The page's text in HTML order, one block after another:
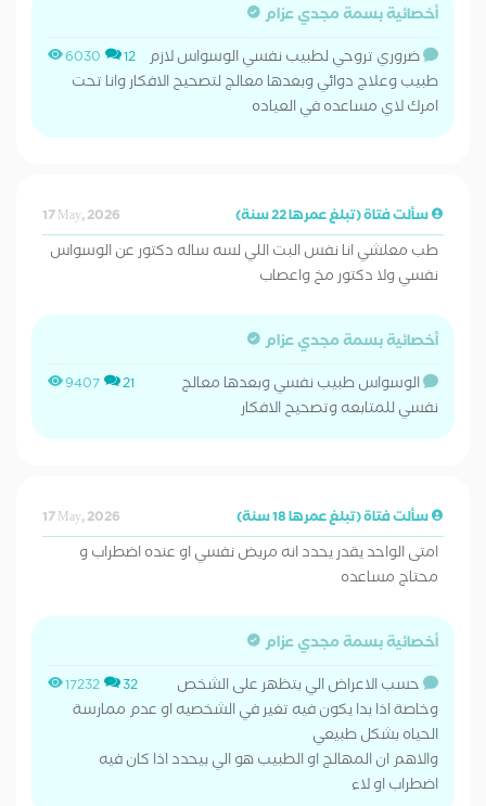
أخصائية بسمة مجدي عزام
6030 12 ضروري تروحي لطبيب نفسي الوسواس لازم
طبيب وعلاج دوائي وبعدها معالج لتصحيح الافكار وانا تحت
امرك لاي مساعده في العياده
سألت فتاة (تبلغ عمرها 22 سنة) 17 May, 2026
طب معلشي انا نفس البت اللي لسه ساله دكتور عن الوسواس
نفسي ولا دكتور مخ واعصاب
أخصائية بسمة مجدي عزام
9407 21
الوسواس طبيب نفسي وبعدها معالج
نفسي للمتابعه وتصحيح الافكار
سألت فتاة (تبلغ عمرها 18 سنة) 17 May, 2026
امتى الواحد يقدر يحدد انه مريض نفسي او عنده اضطراب و
محتاج مساعده
أخصائية بسمة مجدي عزام
17232 32
حسب الاعراض الي بتظهر على الشخص
وخاصة اذا بدا يكون فيه تغير في الشخصيه او عدم ممارسة
الحياه بشكل طبيعي
والاهم ان المهالج او الطبيب هو الي بيحدد اذا كان فيه
اضطراب او لاء